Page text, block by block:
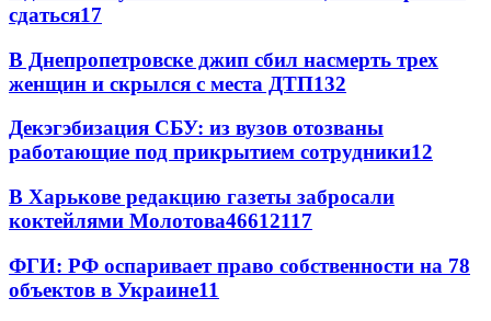
сдаться17
В Днепропетровске джип сбил насмерть трех
женщин и скрылся с места ДТП132
Декэгэбизация СБУ: из вузов отозваны
работающие под прикрытием сотрудники12
В Харькове редакцию газеты забросали
коктейлями Молотова46612117
ФГИ: РФ оспаривает право собственности на 78
объектов в Украине11